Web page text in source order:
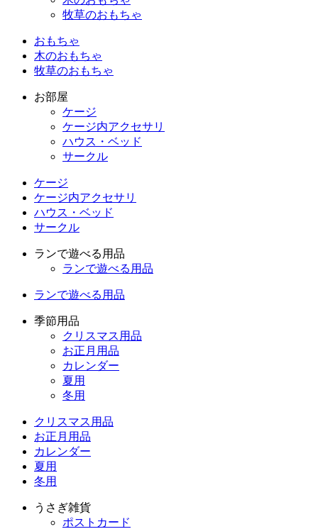
牧草のおもちゃ
おもちゃ
木のおもちゃ
牧草のおもちゃ
お部屋
ケージ
ケージ内アクセサリ
ハウス・ベッド
サークル
ケージ
ケージ内アクセサリ
ハウス・ベッド
サークル
ランで遊べる用品
ランで遊べる用品
ランで遊べる用品
季節用品
クリスマス用品
お正月用品
カレンダー
夏用
冬用
クリスマス用品
お正月用品
カレンダー
夏用
冬用
うさぎ雑貨
ポストカード